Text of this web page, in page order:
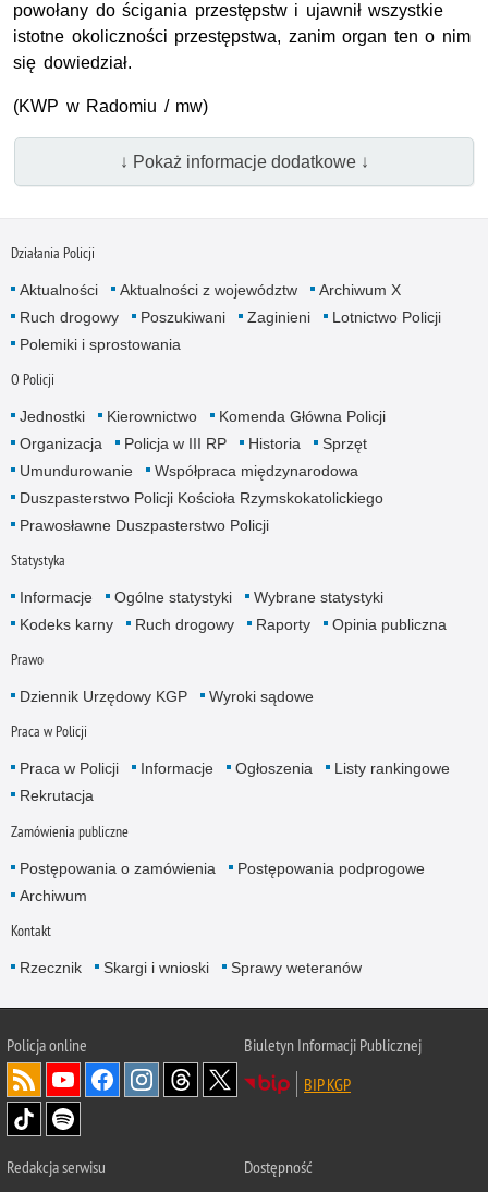
powołany do ścigania przestępstw i ujawnił wszystkie
istotne okoliczności przestępstwa, zanim organ ten o nim
się dowiedział.
(KWP w Radomiu / mw)
↓ Pokaż informacje dodatkowe ↓
Działania Policji
Aktualności Aktualności z województw
Archiwum X
Ruch drogowy
Poszukiwani Zaginieni
Lotnictwo Policji
Polemiki i sprostowania
O Policji
Jednostki Kierownictwo
Komenda Główna Policji
Organizacja
Policja w III RP Historia
Sprzęt
Umundurowanie
Współpraca międzynarodowa
Duszpasterstwo Policji Kościoła Rzymskokatolickiego
Prawosławne Duszpasterstwo Policji
Statystyka
Informacje Ogólne statystyki
Wybrane statystyki
Kodeks karny
Ruch drogowy Raporty Opinia publiczna
Prawo
Dziennik Urzędowy KGP Wyroki sądowe
Praca w Policji
Praca w Policji Informacje Ogłoszenia
Listy rankingowe
Rekrutacja
Zamówienia publiczne
Postępowania o zamówienia
Postępowania podprogowe
Archiwum
Kontakt
Rzecznik Skargi i wnioski Sprawy weteranów
Policjaonline
Biuletyn Informacji Publicznej
BIP KGP
Redakcja serwisu Dostępność